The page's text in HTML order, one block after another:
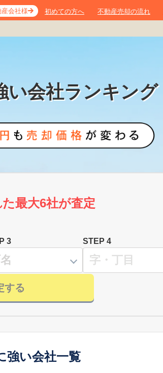
会社様 初めての方へ 不動産売却の流れ
い会社ランキング
最大6社が査定
3 STEP 4
する
強い会社一覧